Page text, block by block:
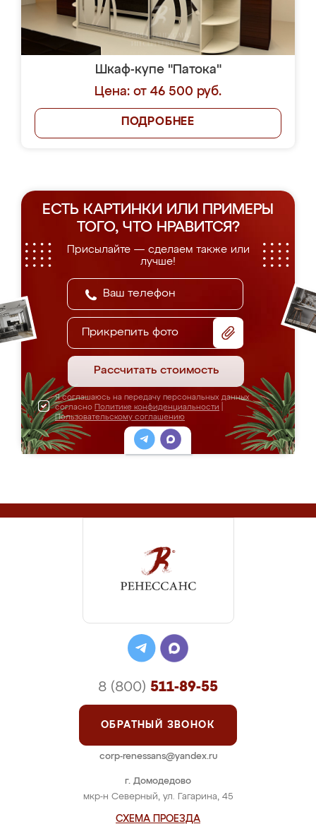
Шкаф-купе "Патока"
Цена: от 46 500 руб.
ПОДРОБНЕЕ
ЕСТЬ КАРТИНКИ ИЛИ ПРИМЕРЫ
ТОГО, ЧТО НРАВИТСЯ?
Присылайте — сделаем также или
лучше!
Прикрепить фото
Рассчитать стоимость
Я соглашаюсь на передачу персональных данных
согласно Политике конфиденциальности
Пользовательскому соглашению
г. Домодедово
мкр-н Северный, ул. Гагарина, 45
СХЕМА ПРОЕЗДА
8 (800) 511-89-55
ОБРАТНЫЙ ЗВОНОК
corp-renessans@yandex.ru